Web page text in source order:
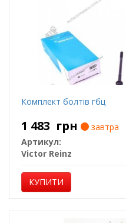
Комплект болтів гбц
1 483 грн
завтра
Артикул:
Victor Reinz
КУПИТИ